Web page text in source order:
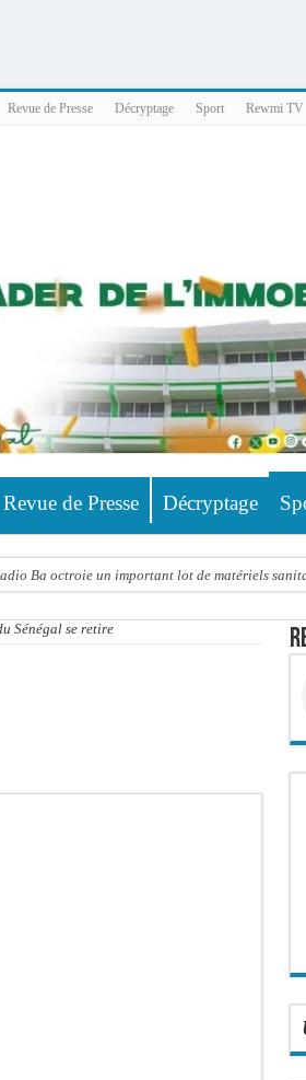
Revue de Presse Décryptage Sport Rewmi TV
Revue de Presse Décryptage
Ba octroie un important lot de matériels
Sénégal se retire